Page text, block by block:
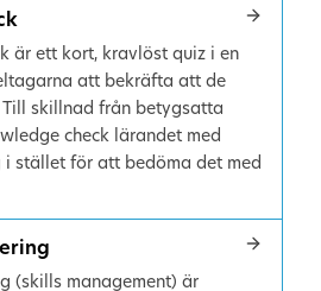
är ett kort, kravlöst quiz i en
att bekräfta att de
skillnad från betygsatta
check lärandet med
stället för att bedöma det med
(skills management) är